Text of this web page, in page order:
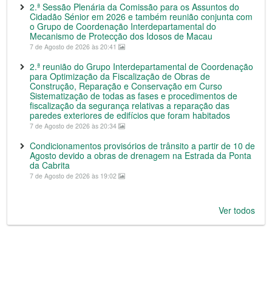
2.ª Sessão Plenária da Comissão para os Assuntos do
Cidadão Sénior em 2026 e também reunião conjunta com
o Grupo de Coordenação Interdepartamental do
Mecanismo de Protecção dos Idosos de Macau
7 de Agosto de 2026 às 20:41
2.ª reunião do Grupo Interdepartamental de Coordenação
para Optimização da Fiscalização de Obras de
Construção, Reparação e Conservação em Curso
Sistematização de todas as fases e procedimentos de
fiscalização da segurança relativas a reparação das
paredes exteriores de edifícios que foram habitados
7 de Agosto de 2026 às 20:34
Condicionamentos provisórios de trânsito a partir de 10 de
Agosto devido a obras de drenagem na Estrada da Ponta
da Cabrita
7 de Agosto de 2026 às 19:02
Ver todos